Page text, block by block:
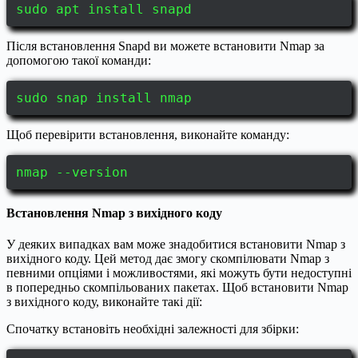
sudo apt install snapd
Після встановлення Snapd ви можете встановити Nmap за
допомогою такої команди:
sudo snap install nmap
Щоб перевірити встановлення, виконайте команду:
nmap --version
Встановлення Nmap з вихідного коду
У деяких випадках вам може знадобитися встановити Nmap з
вихідного коду. Цей метод дає змогу скомпілювати Nmap з
певними опціями і можливостями, які можуть бути недоступні
в попередньо скомпільованих пакетах. Щоб встановити Nmap
з вихідного коду, виконайте такі дії:
Спочатку встановіть необхідні залежності для збірки: